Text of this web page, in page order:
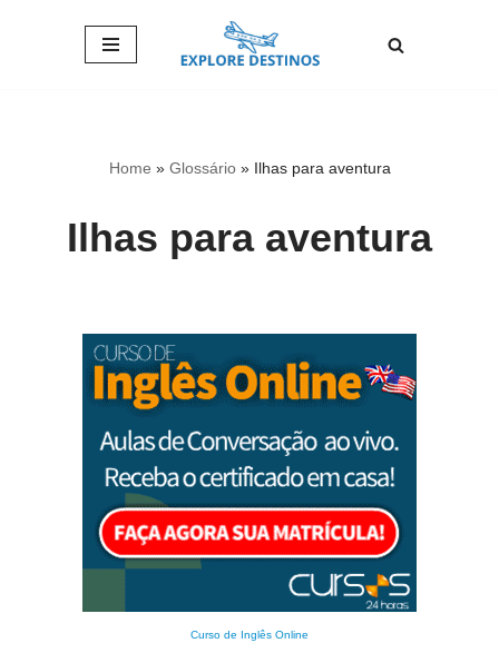
Home » Glossário» Ilhas para aventura
Ilhas para aventura
Curso de Inglês Online